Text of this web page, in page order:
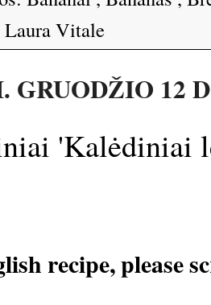
Laura Vitale
GRUODŽIO 12
'Kalėdiniai
recipe, please